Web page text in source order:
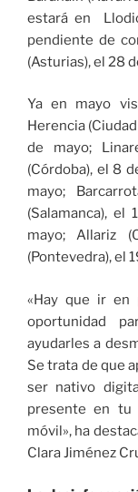
estará en
pendiente de
(Asturias), el 28
Ya en mayo
Herencia
de mayo;
(Córdoba), el 8
mayo;
(Salamanca), el
mayo; Allariz
(Pontevedra), el
«Hay que ir en
oportunidad
ayudarles a
Se trata de que
ser nativo
presente en tu
móvil», ha
Clara Jiménez